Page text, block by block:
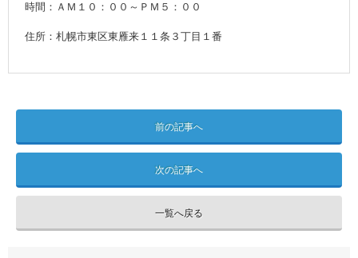
時間：ＡＭ１０：００～ＰＭ５：００
住所：札幌市東区東雁来１１条３丁目１番
前の記事へ
次の記事へ
一覧へ戻る